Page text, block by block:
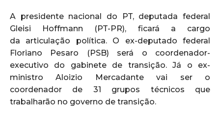
A presidente nacional do PT, deputada federal
Gleisi Hoffmann (PT-PR), ficará a cargo
da articulação política. O ex-deputado federal
Floriano Pesaro (PSB) será o coordenador-
executivo do gabinete de transição. Já o ex-
ministro Aloizio Mercadante vai ser o
coordenador de 31 grupos técnicos que
trabalharão no governo de transição.